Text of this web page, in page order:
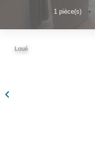
1 pièce(s) •
Loué